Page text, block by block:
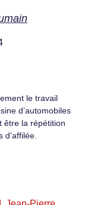
le travail
d’automobiles
être la répétition